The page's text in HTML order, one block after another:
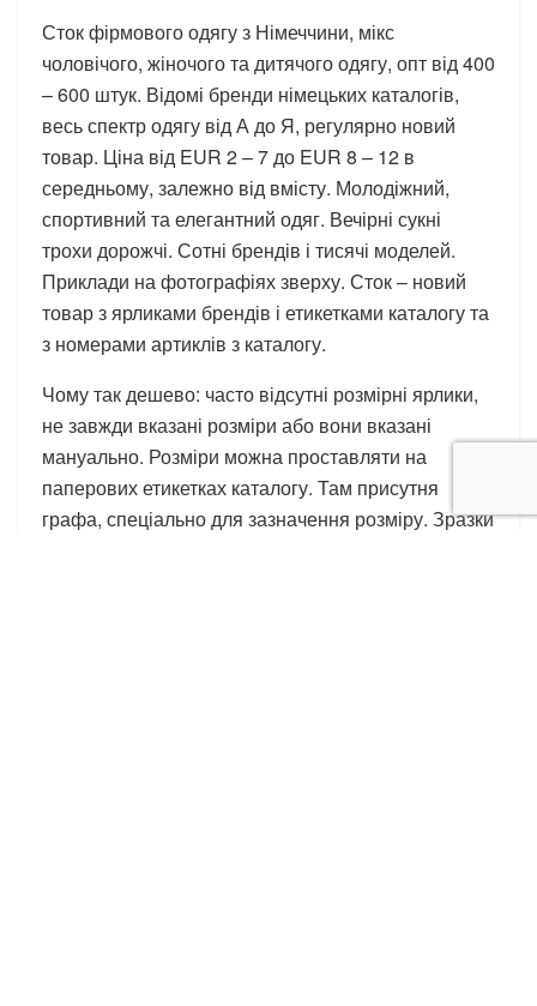
Сток фірмового одягу з Німеччини, мікс
чоловічого, жіночого та дитячого одягу, опт від 400
– 600 штук. Відомі бренди німецьких каталогів,
весь спектр одягу від А до Я, регулярно новий
товар. Ціна від EUR 2 – 7 до EUR 8 – 12 в
середньому, залежно від вмісту. Молодіжний,
спортивний та елегантний одяг. Вечірні сукні
трохи дорожчі. Сотні брендів і тисячі моделей.
Приклади на фотографіях зверху. Сток – новий
товар з ярликами брендів і етикетками каталогу та
з номерами артиклів з каталогу.
Чому так дешево: часто відсутні розмірні ярлики,
не завжди вказані розміри або вони вказані
мануально. Розміри можна проставляти на
паперових етикетках каталогу. Там присутня
графа, спеціально для зазначення розміру. Зразки